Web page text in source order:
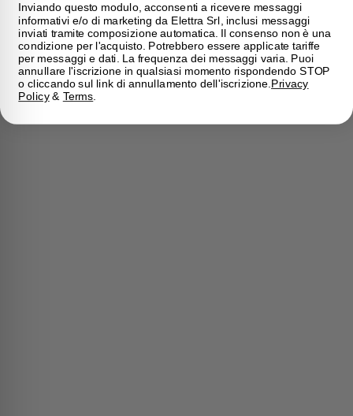
Inviando questo modulo, acconsenti a ricevere messaggi
informativi e/o di marketing da Elettra Srl, inclusi messaggi
inviati tramite composizione automatica. Il consenso non è una
condizione per l'acquisto. Potrebbero essere applicate tariffe
per messaggi e dati. La frequenza dei messaggi varia. Puoi
annullare l'iscrizione in qualsiasi momento rispondendo STOP
o cliccando sul link di annullamento dell'iscrizione. Privacy
Policy& Terms